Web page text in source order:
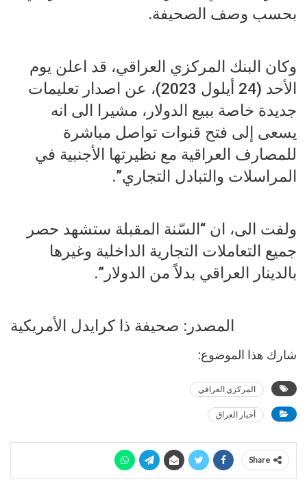
بحسب وصف الصحيفة.
وكان البنك المركزي العراقي، قد اعلن يوم
الأحد (24 أيلول 2023)، عن اصدار تعليمات
جديدة خاصة ببيع الدولار، مشيرا الى انه
يسعى إلى فتح قنوات تواصل مباشرة
للمصارف العراقية مع نظيرتها الأجنبية في
المراسلات والتبادل التجاري”.
ولفت الى، ان “السّنة المقبلة ستشهد حصر
جميع التعاملات التجارية الداخلية وغيرها
بالدينار العراقي بدلاً من الدولار”.
المصدر: صحيفة ذا كرايدل الأمريكية
شارك هذا الموضوع:
المركزي العراقي
أخبار العراق
Share